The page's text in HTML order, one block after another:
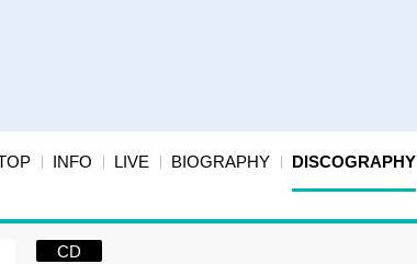
INFO LIVE BIOGRAPHY DISCOGRAPHY
CD